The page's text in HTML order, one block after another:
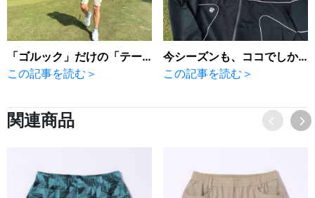
「ゴルック」だけの「テーラーメイド」。
この記事を読む＞
今シーズンも、ココでしか買えない「テーラーメイド」
この記事を読む＞
関連商品